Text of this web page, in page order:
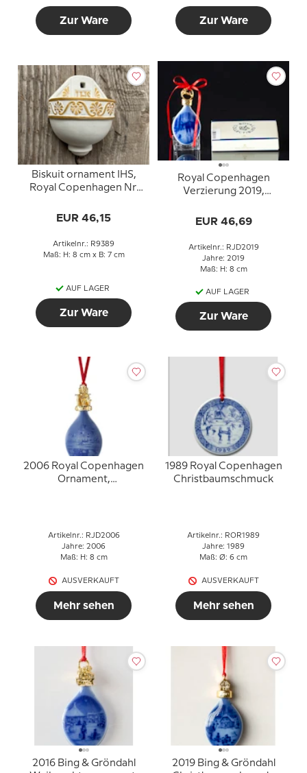
Zur Ware Zur Ware
Biskuit ornament IHS,
Royal Copenhagen Nr.
EUR 46,15
Artikelnr.: R9389
Maß: H: 8 cm x B: 7 cm
AUF LAGER
Zur Ware
Royal Copenhagen
Verzierung 2019,
Treffen in der Koppel
EUR 46,69
Artikelnr.: RJD2019
Jahre: 2019
Maß: H: 8 cm
AUF LAGER
Zur Ware
2006 Royal Copenhagen
Ornament,
Artikelnr.: RJD2006
Jahre: 2006
Maß: H: 8 cm
AUSVERKAUFT
Mehr sehen
1989 Royal Copenhagen
Christbaumschmuck
Artikelnr.: ROR1989
Jahre: 1989
Maß: Ø: 6 cm
AUSVERKAUFT
Mehr sehen
2016 Bing & Gröndahl
2019 Bing & Gröndahl